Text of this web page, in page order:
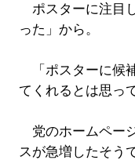
ポスターに注目
った」から。
「ポスターに候
てくれるとは思っ
党のホームペー
スが急増したそう